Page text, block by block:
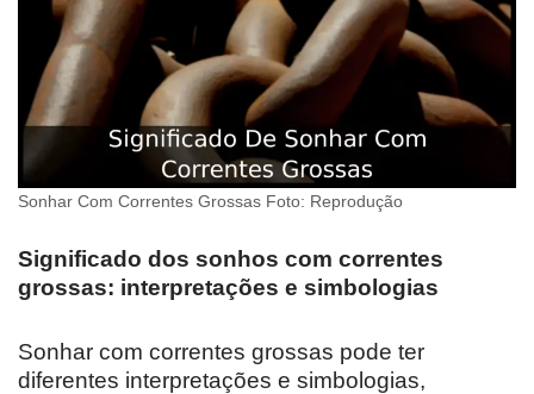
Sonhar Com Correntes Grossas Foto: Reprodução
Significado dos sonhos com correntes
grossas: interpretações e simbologias
Sonhar com correntes grossas pode ter
diferentes interpretações e simbologias,